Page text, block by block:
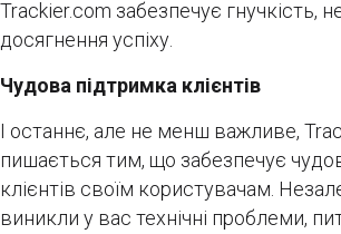
Trackier.com забезпечує гнучкість,
досягнення успіху.
Чудова підтримка клієнтів
І останнє, але не менш важливе,
пишається тим, що забезпечує
клієнтів своїм користувачам.
виникли у вас технічні проблеми,